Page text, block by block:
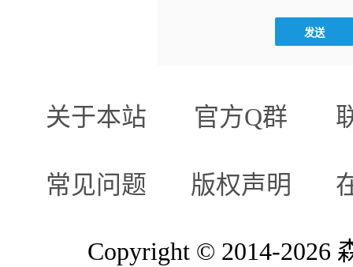
关于本站 官方Q群
常见问题 版权声明
Copyright © 2014-2026